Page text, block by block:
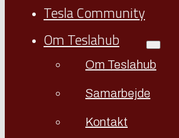
Tesla Community
Om Teslahub
Om Teslahub
Samarbejde
Kontakt